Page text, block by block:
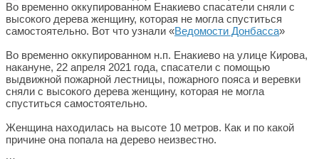
Во временно оккупированном Енакиево спасатели сняли с
высокого дерева женщину, которая не могла спуститься
самостоятельно. Вот что узнали «Ведомости Донбасса»
Во временно оккупированном н.п. Енакиево на улице Кирова,
накануне, 22 апреля 2021 года, спасатели с помощью
выдвижной пожарной лестницы, пожарного пояса и веревки
сняли с высокого дерева женщину, которая не могла
спуститься самостоятельно.
Женщина находилась на высоте 10 метров. Как и по какой
причине она попала на дерево неизвестно.